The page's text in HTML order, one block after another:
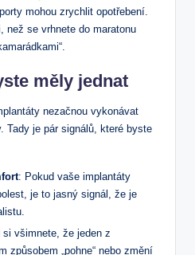
mohou zrychlit opotřebení.
než se vrhnete do maratonu
měly jednat
nezačnou vykonávat
Tady je pár signálů, které byste
: Pokud vaše implantáty
je to jasný signál, že je
si všimnete, že jeden z
způsobem „pohne“ nebo změní